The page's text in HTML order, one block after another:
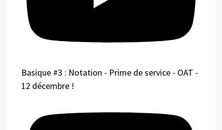
Basique #3 : Notation - Prime de service - OAT -
12 décembre !